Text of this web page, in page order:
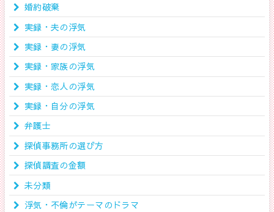
婚約破棄
実録・夫の浮気
実録・妻の浮気
実録・家族の浮気
実録・恋人の浮気
実録・自分の浮気
弁護士
探偵事務所の選び方
探偵調査の金額
未分類
浮気・不倫がテーマのドラマ